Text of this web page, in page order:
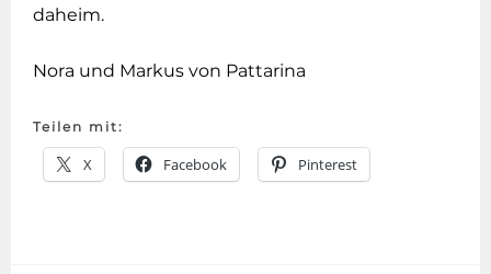
daheim.
Nora und Markus von Pattarina
Teilen mit:
X Facebook Pinterest